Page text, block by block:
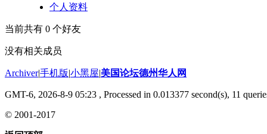
个人资料
当前共有 0 个好友
没有相关成员
Archiver|手机版|小黑屋|美国论坛德州华人网
GMT-6, 2026-8-9 05:23 , Processed in 0.013377 second(s), 11
© 2001-2017